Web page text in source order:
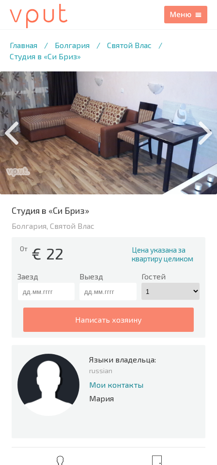
Главная / Болгария / Святой Влас
/
Студия в «Си Бриз»
/13 ФОТО
Студия в «Си Бриз»
Болгария, Святой Влас
От € 22
Цена указана за
квартиру целиком
Заезд Выезд Гостей
написать хозяину
Языки владельца:
russian
Мои контакты
Мария